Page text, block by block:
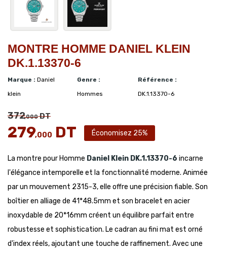
MONTRE HOMME DANIEL KLEIN
DK.1.13370-6
Marque : Daniel
klein
Genre :
Hommes
Référence :
DK.1.13370-6
372,000DT
279,000 DT Économisez 25%
La montre pour Homme Daniel Klein DK.1.13370-6 incarne
l'élégance intemporelle et la fonctionnalité moderne. Animée
par un mouvement 2315-3, elle offre une précision fiable. Son
boîtier en alliage de 41*48.5mm et son bracelet en acier
inoxydable de 20*16mm créent un équilibre parfait entre
robustesse et sophistication. Le cadran au fini mat est orné
d'index réels, ajoutant une touche de raffinement. Avec une